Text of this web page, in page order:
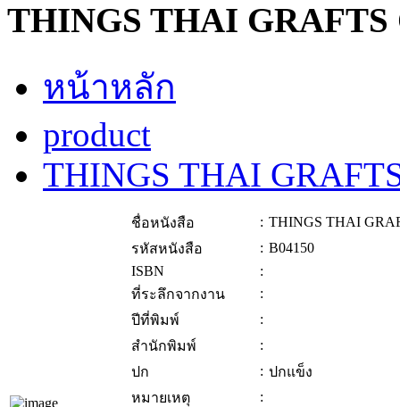
THINGS THAI
หน้าหลัก
product
THINGS THAI
ชื่อหนังสือ : THINGS THAI
รหัสหนังสือ
: B04150
ISBN
:
ที่ระลึกจากงาน
:
ปีที่พิมพ์
:
สำนักพิมพ์
:
ปก
: ปกแข็ง
หมายเหตุ
: